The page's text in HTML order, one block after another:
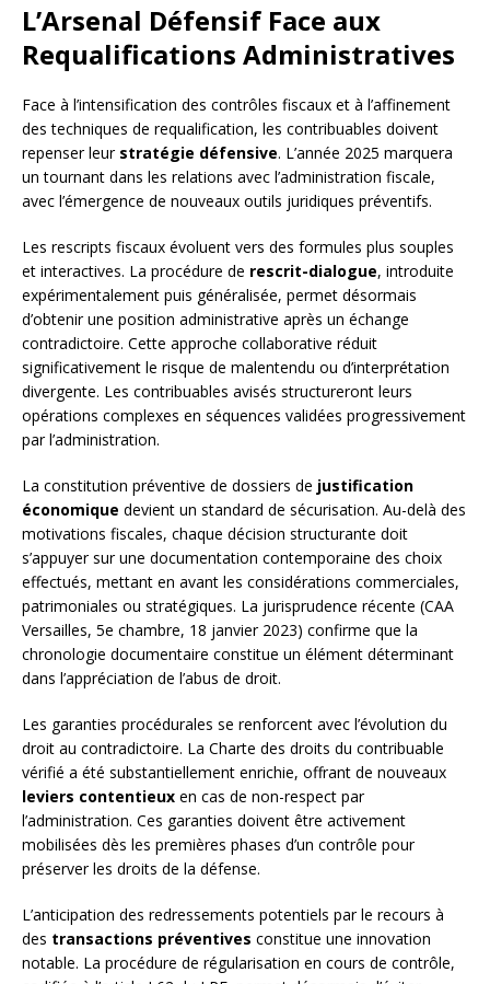
L’Arsenal Défensif Face aux
Requalifications Administratives
Face à l’intensification des contrôles fiscaux et à l’affinement
des techniques de requalification, les contribuables doivent
repenser leur stratégie défensive. L’année 2025 marquera
un tournant dans les relations avec l’administration fiscale,
avec l’émergence de nouveaux outils juridiques préventifs.
Les rescripts fiscaux évoluent vers des formules plus souples
et interactives. La procédure de rescrit-dialogue, introduite
expérimentalement puis généralisée, permet désormais
d’obtenir une position administrative après un échange
contradictoire. Cette approche collaborative réduit
significativement le risque de malentendu ou d’interprétation
divergente. Les contribuables avisés structureront leurs
opérations complexes en séquences validées progressivement
par l’administration.
La constitution préventive de dossiers de justification
économique devient un standard de sécurisation. Au-delà des
motivations fiscales, chaque décision structurante doit
s’appuyer sur une documentation contemporaine des choix
effectués, mettant en avant les considérations commerciales,
patrimoniales ou stratégiques. La jurisprudence récente (CAA
Versailles, 5e chambre, 18 janvier 2023) confirme que la
chronologie documentaire constitue un élément déterminant
dans l’appréciation de l’abus de droit.
Les garanties procédurales se renforcent avec l’évolution du
droit au contradictoire. La Charte des droits du contribuable
vérifié a été substantiellement enrichie, offrant de nouveaux
leviers contentieux en cas de non-respect par
l’administration. Ces garanties doivent être activement
mobilisées dès les premières phases d’un contrôle pour
préserver les droits de la défense.
L’anticipation des redressements potentiels par le recours à
des transactions préventives constitue une innovation
notable. La procédure de régularisation en cours de contrôle,